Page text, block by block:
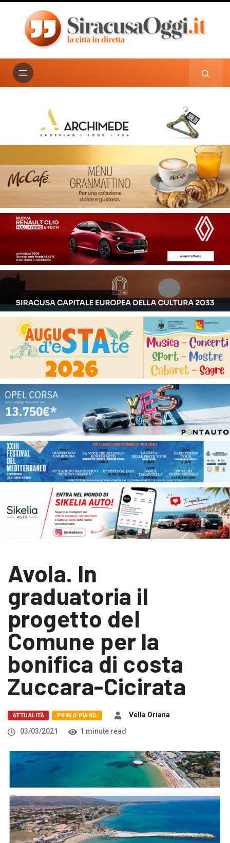
Avola. In
graduatoria il
progetto del
Comune per la
bonifica di costa
Zuccara-Cicirata
ATTUALITÀ PRIMO PIANO
Vella Oriana
03/03/2021
1 minute read